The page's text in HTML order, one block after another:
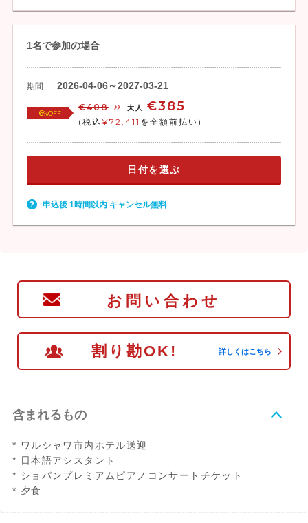
1名で参加の場合
期間 2026-04-06～2027-03-21
6%OFF
€408 大人 €385
(税込 ¥72,411 を全額前払い)
日付を選ぶ
申込後 1時間以内 キャンセル無料
お問い合わせ
割り勘OK! 詳しくはこちら
含まれるもの
* ワルシャワ市内ホテル送迎
* 日本語アシスタント
* ショパンプレミアムピアノコンサートチケット
* 夕食